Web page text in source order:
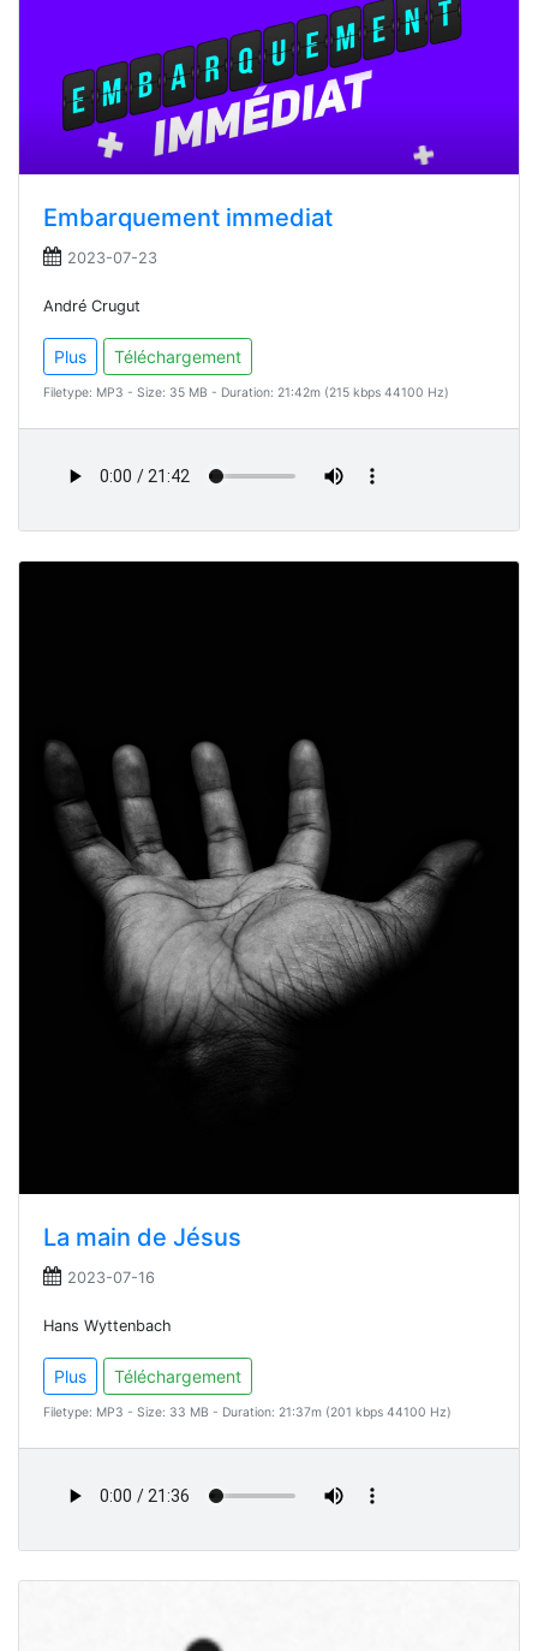
Embarquement immediat
2023-07-23
André Crugut
Plus Téléchargement
Filetype: MP3 - Size: 35 MB - Duration: 21:42m (215 kbps 44100 Hz)
La main de Jésus
2023-07-16
Hans Wyttenbach
Plus Téléchargement
Filetype: MP3 - Size: 33 MB - Duration: 21:37m (201 kbps 44100 Hz)